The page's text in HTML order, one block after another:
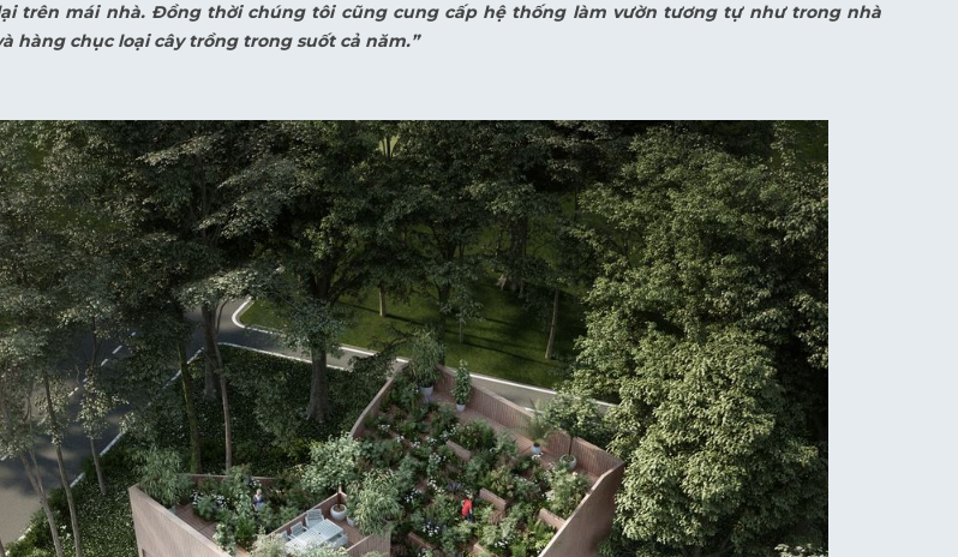
trên mái nhà. Đồng thời chúng tôi cũng cung cấp hệ thống làm vườn tương tự như trong nhà
hàng chục loại cây trồng trong suốt cả năm.”